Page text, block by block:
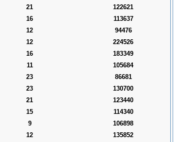
21
122621
16
113637
12
94476
12
224526
16
183349
11
105684
23
86681
23
130700
21
123440
15
114340
9
106898
12
135852